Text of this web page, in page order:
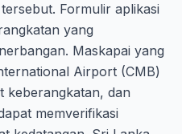
Formulir aplikasi
yang
Maskapai yang
Airport (CMB)
keberangkatan, dan
memverifikasi